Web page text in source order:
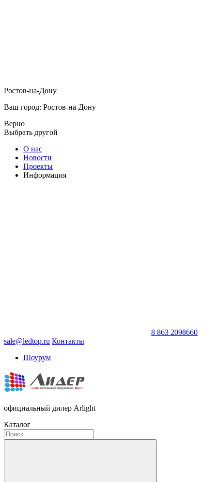
Ростов-на-Дону
Ваш город: Ростов-на-Дону
Верно
Выбрать другой
О нас
Новости
Проекты
Информация
8 863 2098660
sale@ledtop.ru Контакты
Шоурум
официальный дилер Arlight
Каталог